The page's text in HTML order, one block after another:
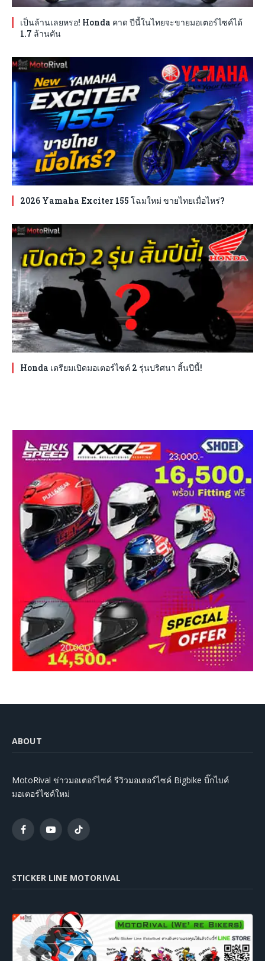
เป็นล้านเลยหรอ! Honda คาด ปีนี้ในไทยจะขายมอเตอร์ไซค์ได้
1.7 ล้านคัน
2026 Yamaha Exciter 155 โฉมใหม่ ขายไทยเมื่อไหร่?
Honda เตรียมเปิดมอเตอร์ไซค์ 2 รุ่นปริศนา สิ้นปีนี้!
ABOUT
MotoRival ข่าวมอเตอร์ไซค์ รีวิวมอเตอร์ไซค์ Bigbike บิ๊กไบค์
มอเตอร์ไซค์ใหม่
FacebookYouTubeTikTok
STICKER LINE MOTORIVAL